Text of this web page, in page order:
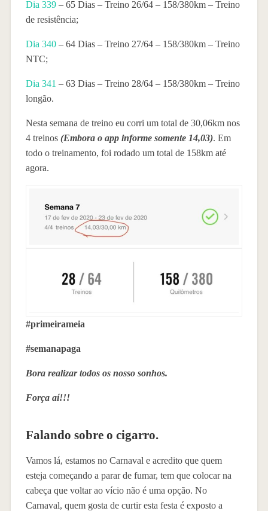
Dia 339– 65 Dias – Treino 26/64 – 158/380km – Treino
de resistência;
Dia 340– 64 Dias – Treino 27/64 – 158/380km – Treino
NTC;
Dia 341 – 63 Dias – Treino 28/64 – 158/380km – Treino
longão.
Nesta semana de treino eu corri um total de 30,06km nos
4 treinos (Embora o app informe somente 14,03). Em
todo o treinamento, foi rodado um total de 158km até
agora.
#primeirameia
#semanapaga
Bora realizar todos os nosso sonhos.
Força aí!!!
Falando sobre o cigarro.
Vamos lá, estamos no Carnaval e acredito que quem
esteja começando a parar de fumar, tem que colocar na
cabeça que voltar ao vício não é uma opção. No
Carnaval, quem gosta de curtir esta festa é exposto a